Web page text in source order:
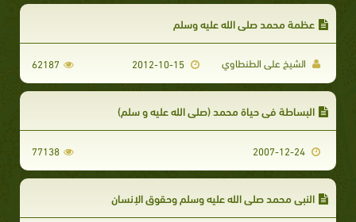
عظمة محمد صلى الله عليه وسلم
الشيخ على الطنطاوي 62187
البساطة في حياة محمد (صلى الله عليه و سلم)
77138
النبي محمد صلى الله عليه وسلم وحقوق الإنسان